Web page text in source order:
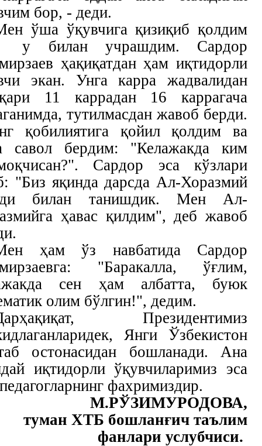
бор, - деди.
ўша ўқувчига қизиқиб қолдим
билан учрашдим. Сардор
ҳақиқатдан ҳам иқтидорли
экан. Унга карра жадвалидан
11 каррадан 16 каррагача
тутилмасдан жавоб берди.
қобилиятига қойил қолдим ва
савол бердим: "Келажакда ким
Сардор эса кўзлари
"Биз яқинда дарсда Ал-Хоразмий
билан танишдик. Мен Ал-
ҳавас қилдим", деб жавоб
ҳам ўз навбатида Сардор
"Баракалла, ўғлим,
сен ҳам албатта, буюк
олим бўлгин!", дедим.
Президентимиз
Янги Ўзбекистон
остонасидан бошланади. Ана
иқтидорли ўқувчиларимиз эса
фахримиздир.
М.РЎЗИМУРОДОВА,
туман ХТБ бошланғич таълим
фанлари услубчиси.